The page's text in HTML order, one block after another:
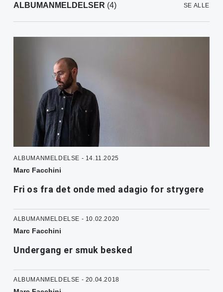
ALBUMANMELDELSER (4) SE ALLE
ALBUMANMELDELSE - 14.11.2025
Marc Facchini
Fri os fra det onde med adagio for strygere
ALBUMANMELDELSE - 10.02.2020
Marc Facchini
Undergang er smuk besked
ALBUMANMELDELSE - 20.04.2018